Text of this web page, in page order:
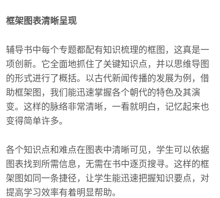
框架图表清晰呈现
辅导书中每个专题都配有知识梳理的框图，这真是一
项创新。它全面地抓住了关键知识点，并以思维导图
的形式进行了概括。以古代新闻传播的发展为例，借
助框架图，我们能迅速掌握各个朝代的特色及其演
变。这样的脉络非常清晰，一看就明白，记忆起来也
变得简单许多。
各个知识点和难点在图表中清晰可见，学生可以依据
图表找到所需信息，无需在书中逐页搜寻。这样的框
架图如同一条捷径，让学生能迅速把握知识要点，对
提高学习效率有着明显帮助。